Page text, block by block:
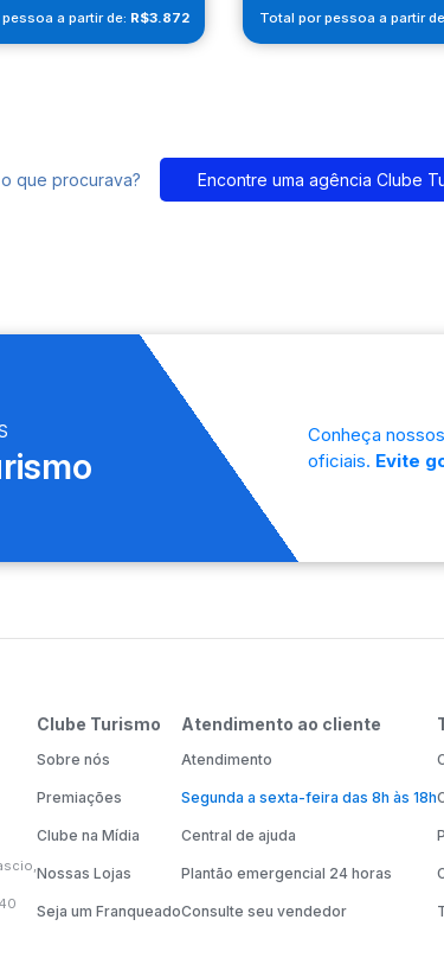
a partir de: R$3.872 Total por pessoa a partir
que procurava? Encontre uma agência Clube
Conheça
oficiais. Evite
Clube Turismo
Sobre nós
Premiações
Clube na Mídia
Nossas Lojas
Seja um Franqueado
Atendimento ao cliente
Atendimento
Segunda a sexta-feira das 8h às 18h
Central de ajuda
Plantão emergencial 24 horas
Consulte seu vendedor